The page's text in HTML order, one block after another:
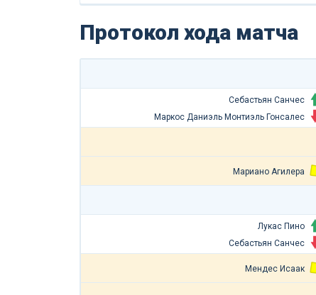
Протокол хода матча
Себастьян Санчес
Маркос Даниэль Монтиэль Гонсалес
Мариано Агилера
Лукас Пино
Себастьян Санчес
Мендес Исаак